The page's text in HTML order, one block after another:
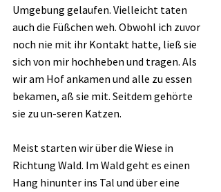
Umgebung gelaufen. Vielleicht taten
auch die Füßchen weh. Obwohl ich zuvor
noch nie mit ihr Kontakt hatte, ließ sie
sich von mir hochheben und tragen. Als
wir am Hof ankamen und alle zu essen
bekamen, aß sie mit. Seitdem gehörte
sie zu un-seren Katzen.
Meist starten wir über die Wiese in
Richtung Wald. Im Wald geht es einen
Hang hinunter ins Tal und über eine